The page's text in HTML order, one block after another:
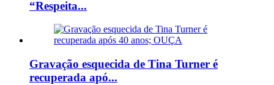
“Respeita...
Gravação esquecida de Tina Turner é
recuperada apó...